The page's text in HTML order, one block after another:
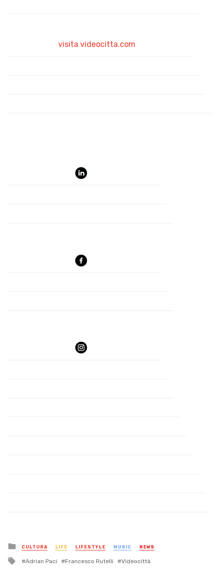
visita videocitta.com
Posted
in
CULTURA LIFE LIFESTYLE MUSIC NEWS
Tagged
Adrian Paci Francesco Rutelli Videocittà